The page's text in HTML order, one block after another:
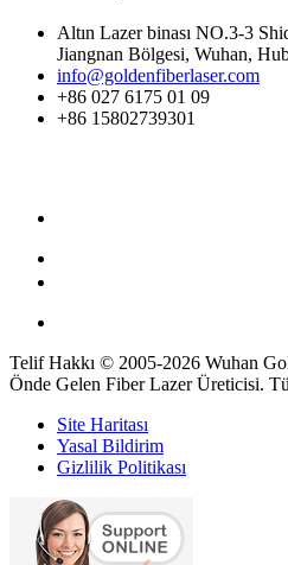
Altın Lazer binası NO.3-3
Jiangnan Bölgesi, Wuhan,
info@goldenfiberlaser.com
+86 027 6175 01 09
+86 15802739301
Telif Hakkı © 2005-2026 Wuhan
Önde Gelen Fiber Lazer Üreticisi.
Site Haritası
Yasal Bildirim
Gizlilik Politikası